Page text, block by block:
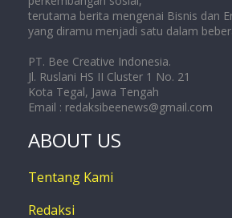
terutama berita mengenai Bisnis dan
yang diramu menjadi satu dalam
PT. Bee Creative Indonesia.
Jl. Ruslani HS II Cluster 1 No. 21
Kota Tegal, Jawa Tengah
Email : redaksibeenews@gmail.com
ABOUT US
Tentang Kami
Redaksi